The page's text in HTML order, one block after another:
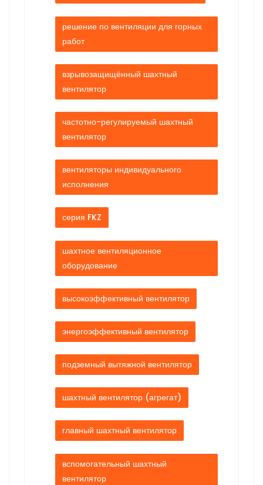
решение по вентиляции для горных
работ
взрывозащищённый шахтный
вентилятор
частотно-регулируемый шахтный
вентилятор
вентиляторы индивидуального
исполнения
серия FKZ
шахтное вентиляционное
оборудование
высокоэффективный вентилятор
энергоэффективный вентилятор
подземный вытяжной вентилятор
шахтный вентилятор (агрегат)
главный шахтный вентилятор
вспомогательный шахтный
вентилятор